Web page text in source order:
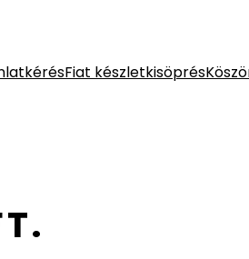
Fiat készletkisöprés